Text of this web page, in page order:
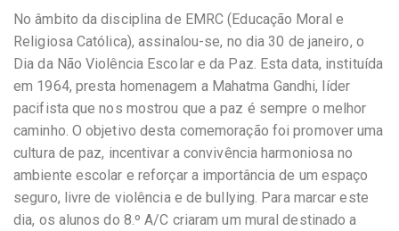
No âmbito da disciplina de EMRC (Educação Moral e
Religiosa Católica), assinalou-se, no dia 30 de janeiro, o
Dia da Não Violência Escolar e da Paz. Esta data, instituída
em 1964, presta homenagem a Mahatma Gandhi, líder
pacifista que nos mostrou que a paz é sempre o melhor
caminho. O objetivo desta comemoração foi promover uma
cultura de paz, incentivar a convivência harmoniosa no
ambiente escolar e reforçar a importância de um espaço
seguro, livre de violência e de bullying. Para marcar este
dia, os alunos do 8.º A/C criaram um mural destinado a